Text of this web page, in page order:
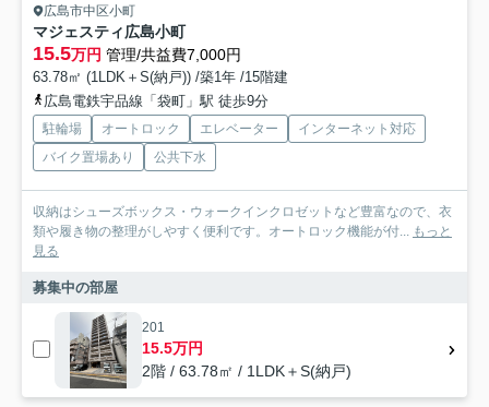
広島市中区小町
マジェスティ広島小町
15.5万円 管理/共益費7,000円
63.78㎡ (1LDK＋S(納戸)) /築1年 /15階建
広島電鉄宇品線「袋町」駅 徒歩9分
駐輪場 オートロック エレベーター
インターネット対応
バイク置場あり
公共下水
収納はシューズボックス・ウォークインクロゼットなど豊富なので、衣
類や履き物の整理がしやすく便利です。オートロック機能が付... もっと
見る
募集中の部屋
201
15.5万円
2階 / 63.78㎡ / 1LDK＋S(納戸)